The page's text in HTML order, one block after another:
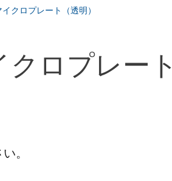
クロプレート（透明）
ロプレート
。